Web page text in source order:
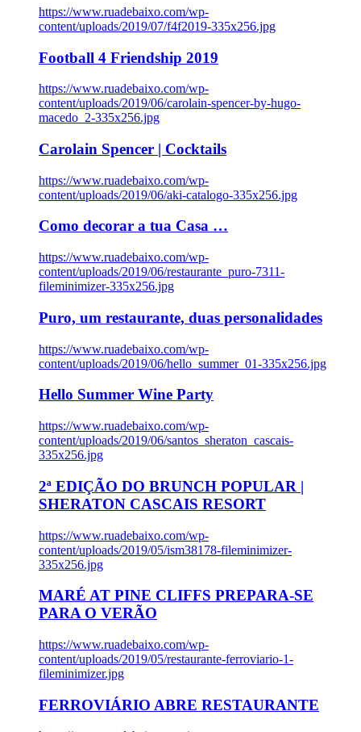
https://www.ruadebaixo.com/wp-
content/uploads/2019/07/f4f2019-335x256.jpg
Football 4 Friendship 2019
https://www.ruadebaixo.com/wp-
content/uploads/2019/06/carolain-spencer-by-hugo-
macedo_2-335x256.jpg
Carolain Spencer | Cocktails
https://www.ruadebaixo.com/wp-
content/uploads/2019/06/aki-catalogo-335x256.jpg
Como decorar a tua Casa …
https://www.ruadebaixo.com/wp-
content/uploads/2019/06/restaurante_puro-7311-
fileminimizer-335x256.jpg
Puro, um restaurante, duas personalidades
https://www.ruadebaixo.com/wp-
content/uploads/2019/06/hello_summer_01-335x256.jpg
Hello Summer Wine Party
https://www.ruadebaixo.com/wp-
content/uploads/2019/06/santos_sheraton_cascais-
335x256.jpg
2ª EDIÇÃO DO BRUNCH POPULAR |
SHERATON CASCAIS RESORT
https://www.ruadebaixo.com/wp-
content/uploads/2019/05/ism38178-fileminimizer-
335x256.jpg
MARÉ AT PINE CLIFFS PREPARA-SE
PARA O VERÃO
https://www.ruadebaixo.com/wp-
content/uploads/2019/05/restaurante-ferroviario-1-
fileminimizer.jpg
FERROVIÁRIO ABRE RESTAURANTE